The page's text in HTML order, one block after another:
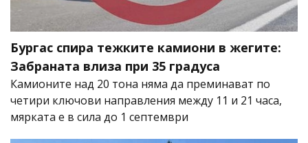
Бургас спира тежките камиони в жегите:
Забраната влиза при 35 градуса
Камионите над 20 тона няма да преминават по
четири ключови направления между 11 и 21 часа,
мярката е в сила до 1 септември